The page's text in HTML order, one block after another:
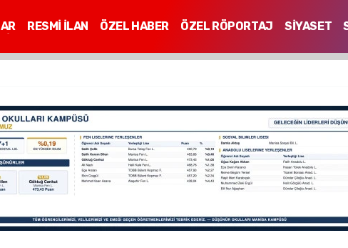
RESMİ İLAN ÖZEL HABER ÖZEL RÖPORTAJ SİYASET